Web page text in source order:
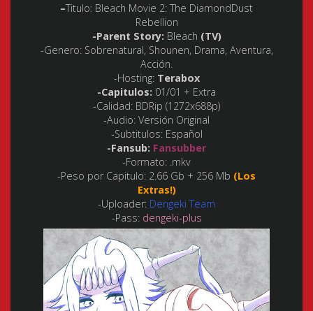
–Titulo: Bleach Movie 2: The DiamondDust
Rebellion
-Parent Story: Bleach (TV)
-Genero:Sobrenatural, Shounen, Drama, Aventura,
Acción.
-Hosting: Terabox
-Capitulos: 01/01 + Extra
-Calidad: BDRip (1272x688p)
-Audio: Versión Original
-Subtitulos:Español
-Fansub: Fansubber
-Formato: .mkv
-Peso por Capitulo: 2.66 Gb + 256 Mb (Los
Extras!)
-Uploader: Dengeki Team
-Pass: dengeki-plus